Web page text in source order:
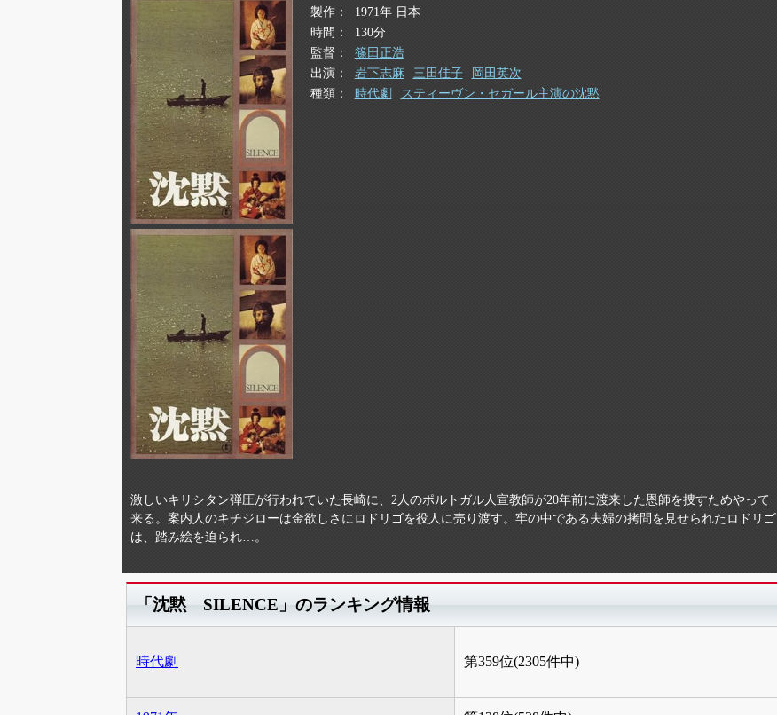
製作
1971年 日本
時間
130分
監督
篠田正浩
出演
岩下志麻 三田佳子
岡田英次
種類
時代劇 スティーヴン・セガール主演の沈黙
激しいキリシタン弾圧が行われていた長崎に、2人のポルトガル人宣教師が20年前に渡来した恩師を捜すためやって
来る。案内人のキチジローは金欲しさにロドリゴを役人に売り渡す。牢の中である夫婦の拷問を見せられたロドリゴ
は、踏み絵を迫られ…。
「沈黙 SILENCE」のランキング情報
時代劇 第359位(2305件中)